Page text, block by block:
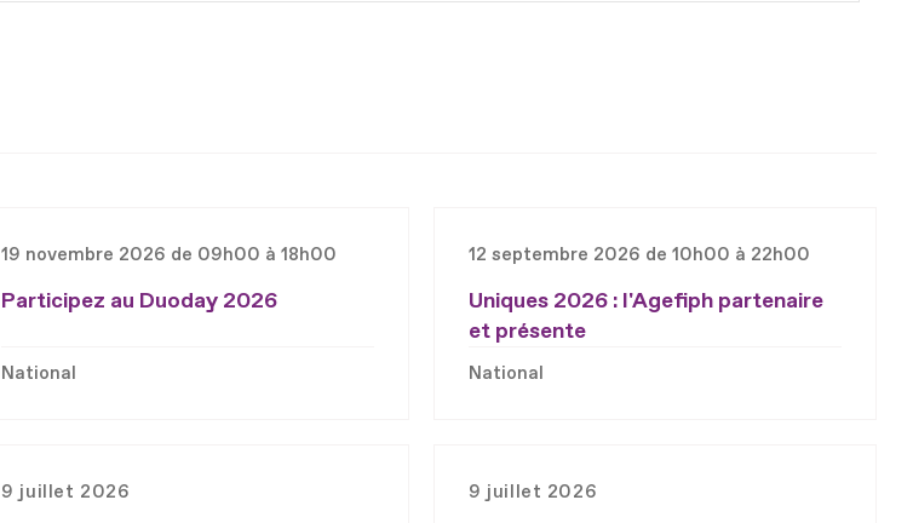
19 novembre 2026 de 09h00 à 18h00
Participez au Duoday 2026
National
12 septembre 2026 de 10h00 à 22h00
Uniques 2026 : l'Agefiph partenaire
et présente
National
9 juillet 2026 9 juillet 2026